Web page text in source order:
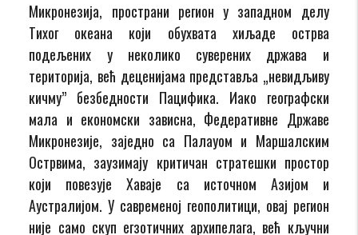
Микронезија, пространи регион у западном делу
Тихог океана који обухвата хиљаде острва
подељених у неколико суверених држава и
територија, већ деценијама представља „невидљиву
кичму” безбедности Пацифика. Иако географски
мала и економски зависна, Федеративне Државе
Микронезије, заједно са Палауом и Маршалским
Острвима, заузимају критичан стратешки простор
који повезује Хаваје са источном Азијом и
Аустралијом. У савременој геополитици, овај регион
није само скуп егзотичних архипелага, већ кључни